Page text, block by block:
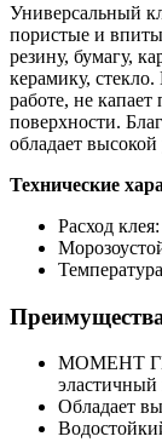
Универсальный
пористые и
резину, бумагу,
керамику,
работе, не
поверхности.
обладает
Технические
Расход
МОМЕНТ
Обладает